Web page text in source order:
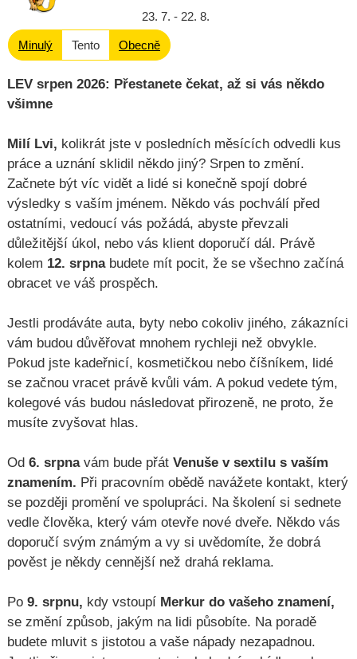
23. 7. - 22. 8.
Minulý Tento Obecně
LEV srpen 2026: Přestanete čekat, až si vás někdo
všimne
Milí Lvi, kolikrát jste v posledních měsících odvedli kus
práce a uznání sklidil někdo jiný? Srpen to změní.
Začnete být víc vidět a lidé si konečně spojí dobré
výsledky s vaším jménem. Někdo vás pochválí před
ostatními, vedoucí vás požádá, abyste převzali
důležitější úkol, nebo vás klient doporučí dál. Právě
kolem 12. srpnabudete mít pocit, že se všechno začíná
obracet ve váš prospěch.
Jestli prodáváte auta, byty nebo cokoliv jiného, zákazníci
vám budou důvěřovat mnohem rychleji než obvykle.
Pokud jste kadeřnicí, kosmetičkou nebo číšníkem, lidé
se začnou vracet právě kvůli vám. A pokud vedete tým,
kolegové vás budou následovat přirozeně, ne proto, že
musíte zvyšovat hlas.
Od 6. srpnavám bude přát Venuše v sextilu s vaším
znamením. Při pracovním obědě navážete kontakt, který
se později promění ve spolupráci. Na školení si sednete
vedle člověka, který vám otevře nové dveře. Někdo vás
doporučí svým známým a vy si uvědomíte, že dobrá
pověst je někdy cennější než drahá reklama.
Po 9. srpnu, kdy vstoupí Merkur do vašeho znamení,
se změní způsob, jakým na lidi působíte. Na poradě
budete mluvit s jistotou a vaše nápady nezapadnou.